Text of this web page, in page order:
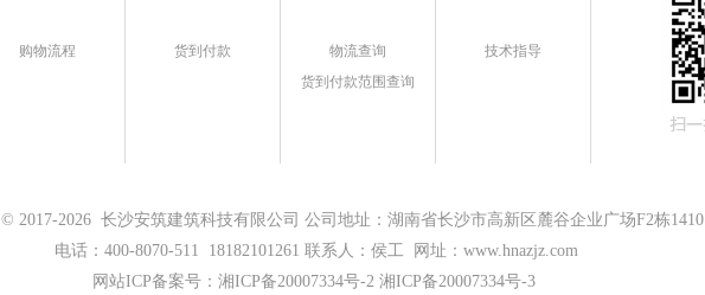
购物流程 货到付款
物流查询
货到付款范围查询
技术指导
© 2017-2026 长沙安筑建筑科技有限公司 公司地址：湖南省长沙市高新区麓谷企业广场F2栋1410
电话：400-8070-511 18182101261 联系人：侯工 网址：www.hnazjz.com
网站ICP备案号： 湘ICP备20007334号-2 湘ICP备20007334号-3